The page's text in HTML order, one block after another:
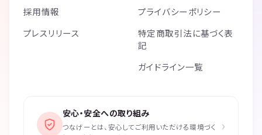
採用情報
プレスリリース
プライバシーポリシー
特定商取引法に基づく表
記
ガイドライン一覧
安心・安全への取り組み
つなげーとは、安心してご利用いただける環境づく
›